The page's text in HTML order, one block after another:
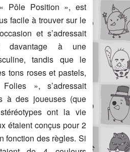
Pôle Position », est
facile à trouver sur le
et s’adressait
davantage à une
tandis que le
tons roses et pastels,
», s’adressait
à des joueuses (que
ont la vie
étaient conçus pour 2
fonction des règles. Si